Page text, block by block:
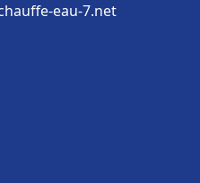
eau-7.net